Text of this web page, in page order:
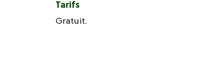
Tarifs
Gratuit.